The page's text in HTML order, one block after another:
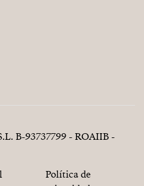
B-93737799 - ROAIIB -
Política de